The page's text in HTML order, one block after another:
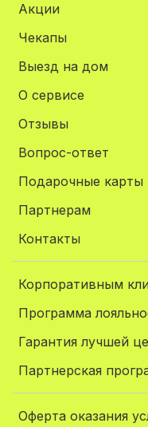
Акции
Чекапы
Выезд на дом
О сервисе
Отзывы
Вопрос-ответ
Подарочные карты
Партнерам
Контакты
Корпоративным
Программа
Гарантия лучшей
Партнерская
Оферта оказания